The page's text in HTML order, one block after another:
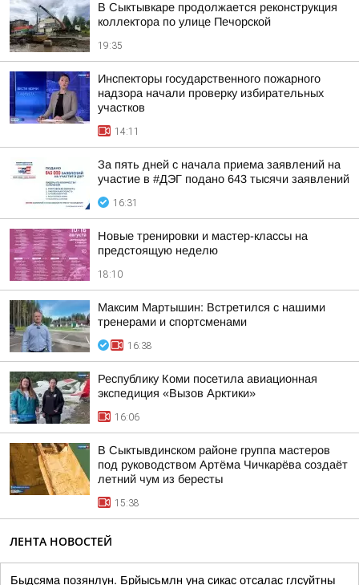
В Сыктывкаре продолжается реконструкция
коллектора по улице Печорской
19:35
Инспекторы государственного пожарного
надзора начали проверку избирательных
участков
14:11
За пять дней с начала приема заявлений на
участие в #ДЭГ подано 643 тысячи заявлений
16:31
Новые тренировки и мастер-классы на
предстоящую неделю
18:10
Максим Мартышин: Встретился с нашими
тренерами и спортсменами
16:38
Республику Коми посетила авиационная
экспедиция «Вызов Арктики»
16:06
В Сыктывдинском районе группа мастеров
под руководством Артёма Чичкарёва создаёт
летний чум из бересты
15:38
ЛЕНТА НОВОСТЕЙ
Быдсяма позянлун. Брйысьмлн уна сикас отсалас глсуйтны